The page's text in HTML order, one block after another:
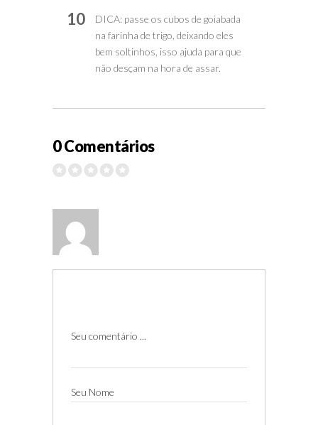
10
DICA: passe os cubos de goiabada
na farinha de trigo, deixando eles
bem soltinhos, isso ajuda para que
não desçam na hora de assar.
0 Comentários
Seu comentário ...
Seu Nome